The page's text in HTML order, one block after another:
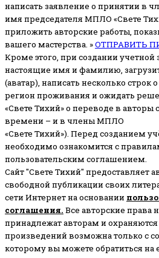
написать заявление о принятии в
имя председателя МПЛО «Свете
приложить авторские работы,
вашего мастерства. »ОТПРАВИТЬ
Кроме этого, при создании учетной
настоящие имя и фамилию,
(аватар), написать несколько строк
регион проживания и ожидать
«Свете Тихий» о переводе в авторы
времени – и в члены МПЛО
«Свете Тихий»). Перед созданием
необходимо ознакомится с
пользовательским соглашением.
Сайт "Свете Тихий" предоставляет
свободной публикации своих
сети Интернет на основании
соглашения. Все авторские права
принадлежат авторам и
произведений возможна только с
которому вы можете обратиться на